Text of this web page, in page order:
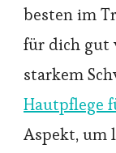
besten im
für dich gut
starkem
Hautpflege
Aspekt, um